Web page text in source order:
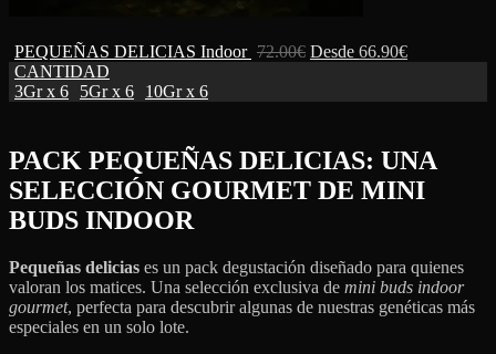
PEQUEÑAS DELICIAS Indoor 72.00€ Desde 66.90€
CANTIDAD
3Gr x 6
5Gr x 6 10Gr x 6
PACK PEQUEÑAS DELICIAS: UNA
SELECCIÓN GOURMET DE MINI
BUDS INDOOR
Pequeñas delicias es un pack degustación diseñado para quienes
valoran los matices. Una selección exclusiva de mini buds indoor
gourmet, perfecta para descubrir algunas de nuestras genéticas más
especiales en un solo lote.